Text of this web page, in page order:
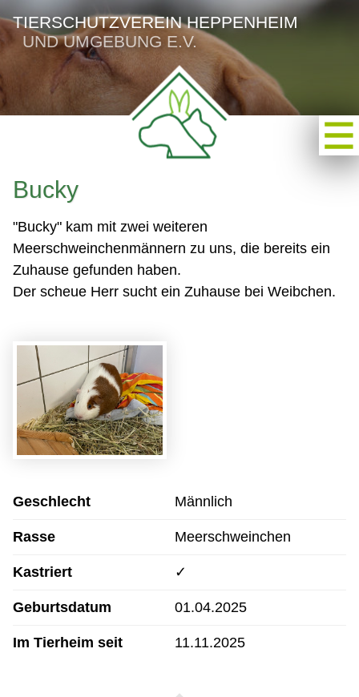
TIERSCHUTZVEREIN HEPPENHEIM
UND UMGEBUNG E.V.
Bucky
"Bucky" kam mit zwei weiteren
Meerschweinchenmännern zu uns, die bereits ein
Zuhause gefunden haben.
Der scheue Herr sucht ein Zuhause bei Weibchen.
Geschlecht Männlich
Rasse Meerschweinchen
Kastriert ✓
Geburtsdatum 01.04.2025
Im Tierheim seit 11.11.2025